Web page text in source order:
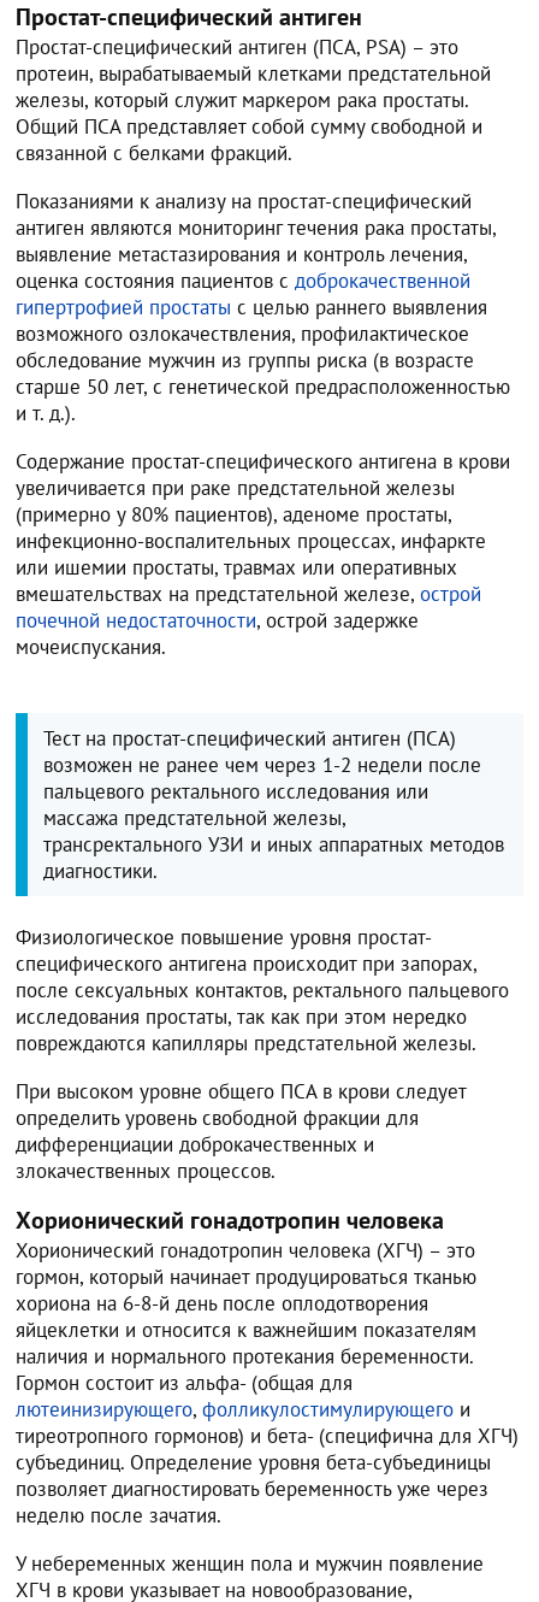
Простат-специфический антиген
Простат-специфический антиген (ПСА, PSA) – это
протеин, вырабатываемый клетками предстательной
железы, который служит маркером рака простаты.
Общий ПСА представляет собой сумму свободной и
связанной с белками фракций.
Показаниями к анализу на простат-специфический
антиген являются мониторинг течения рака простаты,
выявление метастазирования и контроль лечения,
оценка состояния пациентов сдоброкачественной
гипертрофией простаты с целью раннего выявления
возможного озлокачествления, профилактическое
обследование мужчин из группы риска (в возрасте
старше 50 лет, с генетической предрасположенностью
и т. д.).
Содержание простат-специфического антигена в крови
увеличивается при раке предстательной железы
(примерно у 80% пациентов), аденоме простаты,
инфекционно-воспалительных процессах, инфаркте
или ишемии простаты, травмах или оперативных
вмешательствах на предстательной железе,острой
почечной недостаточности, острой задержке
мочеиспускания.
Тест на простат-специфический антиген (ПСА)
возможен не ранее чем через 1-2 недели после
пальцевого ректального исследования или
массажа предстательной железы,
трансректального УЗИ и иных аппаратных методов
диагностики.
Физиологическое повышение уровня простат-
специфического антигена происходит при запорах,
после сексуальных контактов, ректального пальцевого
исследования простаты, так как при этом нередко
повреждаются капилляры предстательной железы.
При высоком уровне общего ПСА в крови следует
определить уровень свободной фракции для
дифференциации доброкачественных и
злокачественных процессов.
Хорионический гонадотропин человека
Хорионический гонадотропин человека (ХГЧ) – это
гормон, который начинает продуцироваться тканью
хориона на 6-8-й день после оплодотворения
яйцеклетки и относится к важнейшим показателям
наличия и нормального протекания беременности.
Гормон состоит из альфа- (общая для
лютеинизирующего,фолликулостимулирующего и
тиреотропного гормонов) и бета- (специфична для ХГЧ)
субъединиц. Определение уровня бета-субъединицы
позволяет диагностировать беременность уже через
неделю после зачатия.
У небеременных женщин пола и мужчин появление
ХГЧ в крови указывает на новообразование,